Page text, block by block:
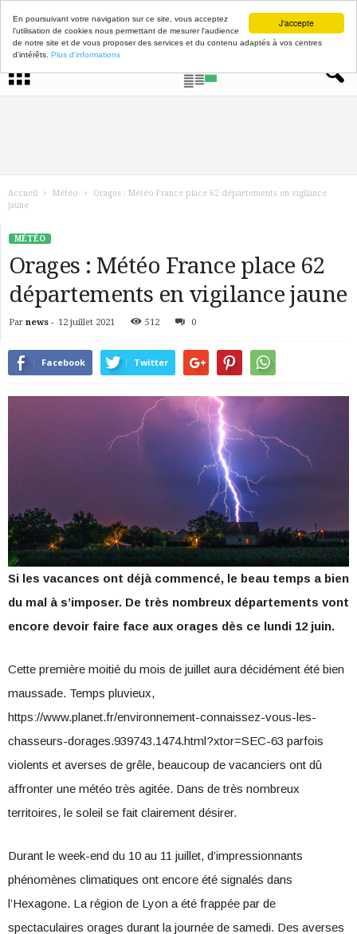
J'accepte
En poursuivant votre navigation sur ce site, vous acceptez
l'utilisation de cookies nous permettant de mesurer l'audience
de notre site et de vous proposer des services et du contenu adaptés à vos centres
d'intérêts. Plus d'informations
Accueil Météo
Orages : Météo France place 62 départements en vigilance
jaune
MÉTÉO
Orages : Météo France place 62
départements en vigilance jaune
Par news - 12 juillet 2021 512 0
Facebook Twitter
Si les vacances ont déjà commencé, le beau temps a bien
du mal à s’imposer. De très nombreux départements vont
encore devoir faire face aux orages dès ce lundi 12 juin.
Cette première moitié du mois de juillet aura décidément été bien
maussade. Temps pluvieux,
https://www.planet.fr/environnement-connaissez-vous-les-
chasseurs-dorages.939743.1474.html?xtor=SEC-63 parfois
violents et averses de grêle, beaucoup de vacanciers ont dû
affronter une météo très agitée. Dans de très nombreux
territoires, le soleil se fait clairement désirer.
Durant le week-end du 10 au 11 juillet, d’impressionnants
phénomènes climatiques ont encore été signalés dans
l’Hexagone. La région de Lyon a été frappée par de
spectaculaires orages durant la journée de samedi. Des averses